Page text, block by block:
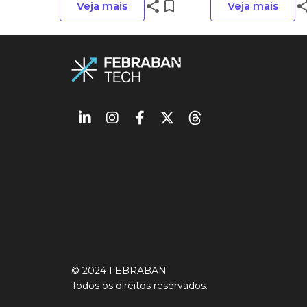
Veja mais share bookmark_border Veja mais
© 2024 FEBRABAN
Todos os direitos reservados.